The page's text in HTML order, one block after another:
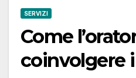
SERVIZI
Come
coinvolgere